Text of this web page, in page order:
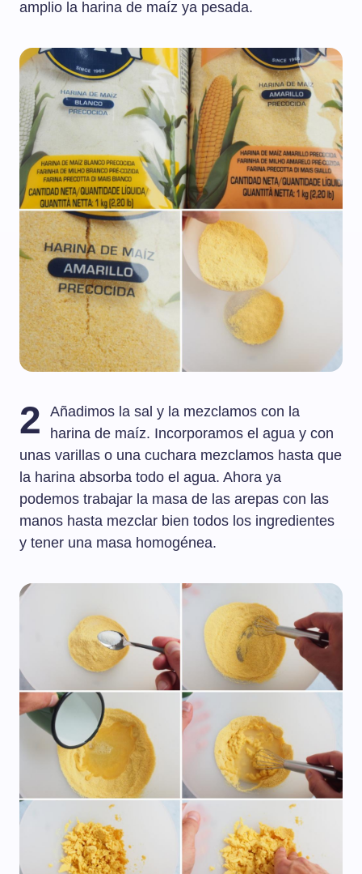
amplio la harina de maíz ya pesada.
2
Añadimos la sal y la mezclamos con la
harina de maíz. Incorporamos el agua y con
unas varillas o una cuchara mezclamos hasta que
la harina absorba todo el agua. Ahora ya
podemos trabajar la masa de las arepas con las
manos hasta mezclar bien todos los ingredientes
y tener una masa homogénea.